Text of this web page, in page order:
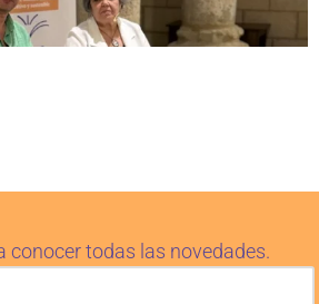
conocer todas las novedades.